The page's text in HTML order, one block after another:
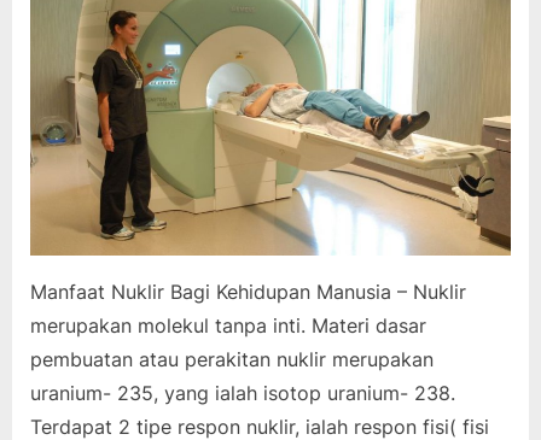
Manfaat Nuklir Bagi Kehidupan Manusia – Nuklir
merupakan molekul tanpa inti. Materi dasar
pembuatan atau perakitan nuklir merupakan
uranium- 235, yang ialah isotop uranium- 238.
Terdapat 2 tipe respon nuklir, ialah respon fisi( fisi